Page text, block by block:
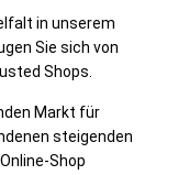
in unserem
Sie sich von
Shops.
Markt für
steigenden
Shop